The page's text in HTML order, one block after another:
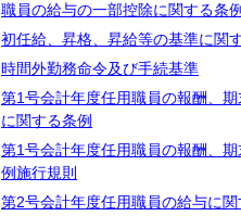
職員の給与の一部控除に関する条例
初任給、昇格、昇給等の基準に関
時間外勤務命令及び手続基準
第1号会計年度任用職員の報酬、
に関する条例
第1号会計年度任用職員の報酬、
例施行規則
第2号会計年度任用職員の給与に関